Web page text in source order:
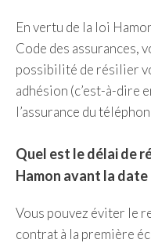
En vertu de la loi
Code des assurances,
possibilité de résilier
adhésion (c’est-à-dire
l’assurance du
Quel est le délai de
Hamon avant la date
Vous pouvez éviter le
contrat à la première